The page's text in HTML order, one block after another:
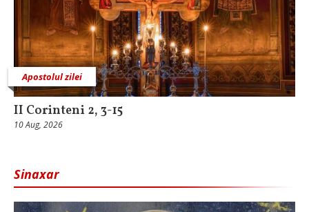
Apostolul zilei
II Corinteni 2, 3-15
10 Aug, 2026
Sinaxar